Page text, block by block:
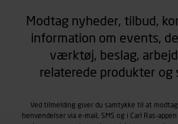
Modtag nyheder, tilbud,
information om events,
værktøj, beslag,
relaterede produkter og
Ved tilmelding giver du samtykke til at
henvendelser via e-mail, SMS og i Carl Ras-